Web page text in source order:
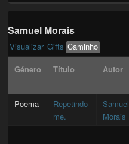
Samuel Morais
Primary tabs
Visualizar Gifts Caminho
Género
Título Autor
Poema
Repetindo-
me.
Samuel
Morais